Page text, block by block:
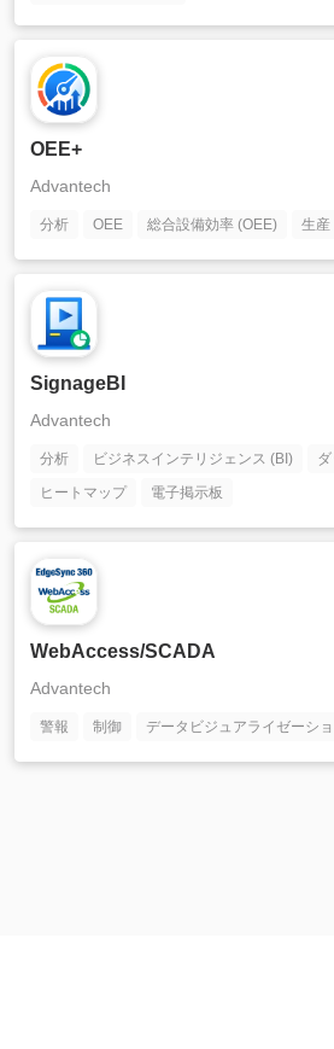
OEE+
Advantech
分析 OEE 総合設備効率 (OEE) 生産
SignageBI
Advantech
分析 ビジネスインテリジェンス (BI)
ヒートマップ
電子掲示板
WebAccess/SCADA
Advantech
警報 制御 データビジュアライゼーシ